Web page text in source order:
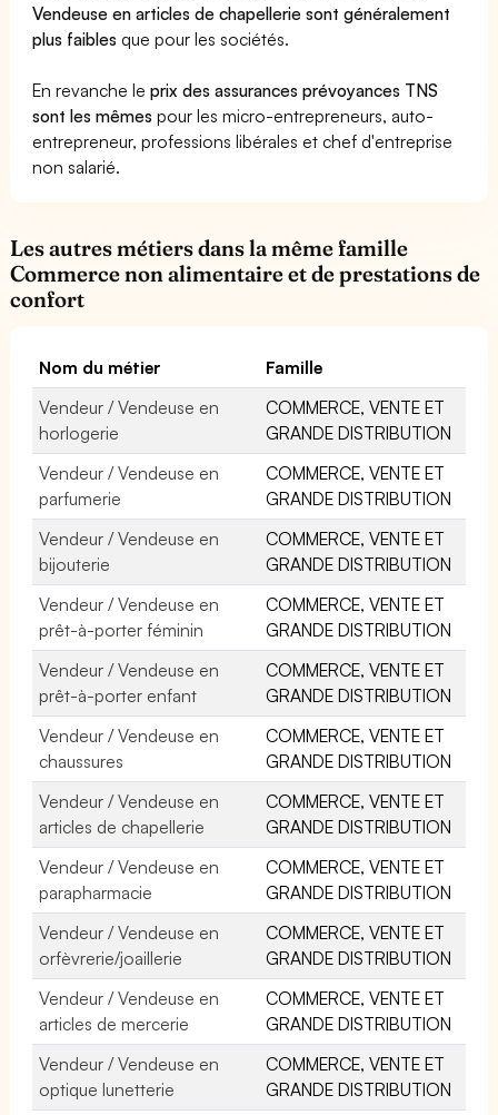
Vendeuse en articles de chapellerie sont généralement
plus faibles que pour les sociétés.
En revanche leprix des assurances prévoyances TNS
sont les mêmes pour les micro-entrepreneurs, auto-
entrepreneur, professions libérales et chef d'entreprise
non salarié.
Les autres métiers dans la même famille
Commerce non alimentaire et de prestations de
confort
Nom du métier
Famille
Vendeur / Vendeuse en
horlogerie
COMMERCE, VENTE ET
GRANDE DISTRIBUTION
Vendeur / Vendeuse en
parfumerie
COMMERCE, VENTE ET
GRANDE DISTRIBUTION
Vendeur / Vendeuse en
bijouterie
COMMERCE, VENTE ET
GRANDE DISTRIBUTION
Vendeur / Vendeuse en
prêt-à-porter féminin
COMMERCE, VENTE ET
GRANDE DISTRIBUTION
Vendeur / Vendeuse en
prêt-à-porter enfant
COMMERCE, VENTE ET
GRANDE DISTRIBUTION
Vendeur / Vendeuse en
chaussures
COMMERCE, VENTE ET
GRANDE DISTRIBUTION
Vendeur / Vendeuse en
articles de chapellerie
COMMERCE, VENTE ET
GRANDE DISTRIBUTION
Vendeur / Vendeuse en
parapharmacie
COMMERCE, VENTE ET
GRANDE DISTRIBUTION
Vendeur / Vendeuse en
orfèvrerie/joaillerie
COMMERCE, VENTE ET
GRANDE DISTRIBUTION
Vendeur / Vendeuse en
articles de mercerie
COMMERCE, VENTE ET
GRANDE DISTRIBUTION
Vendeur / Vendeuse en
optique lunetterie
COMMERCE, VENTE ET
GRANDE DISTRIBUTION